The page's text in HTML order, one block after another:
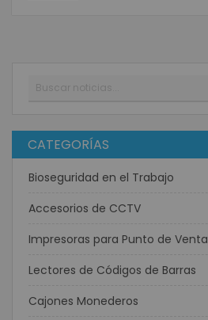
Buscar
CATEGORÍAS
Bioseguridad en el Trabajo
Accesorios de CCTV
Impresoras para Punto de Venta
Lectores de Códigos de Barras
Cajones Monederos